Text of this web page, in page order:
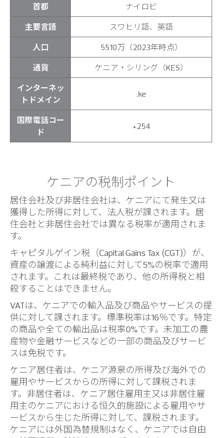
首都 ナイロビ
主要言語 スワヒリ語、英語
人口 5510万（2023年時点）
通貨 ケニア・シリング（KES）
インターネッ
トドメイン
.ke
国際電話コー
ド
+254
ケニアの税制ポイント
居住会社及び非居住会社は、ケニアにて発生又は
獲得した所得に対して、法人税が課されます。居
住会社と非居住会社では異なる税率が適用されま
す。
キャピタルゲイン税（Capital Gains Tax (CGT)）が、
資産の譲渡による純利益に対して5%の税率で適用
されます。これは最終税であり、他の所得税と相
殺することはできません。
VATは、ケニアでの輸入品及び商品やサービスの提
供に対して課されます。標準税率は16％です。特定
の商品や全ての輸出品は税率0%です。未加工の農
産物や金融サービスなどの一部の商品及びサービ
スは免税です。
ケニア居住者は、ケニア源泉の所得及び海外での
雇用やサービスからの所得に対して課税されま
す。非居住者は、ケニア居住雇用主又は非居住雇
用主のケニアにおける恒久的施設による雇用やサ
ービスから生じた所得に対して、課税されます。
ケニアには外国為替規制はなく、ケニアでは自由